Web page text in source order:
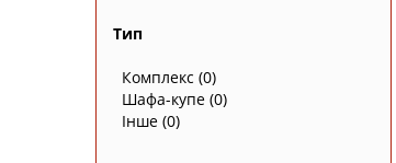
Тип
Комплекс (0)
Шафа-купе (0)
Інше (0)